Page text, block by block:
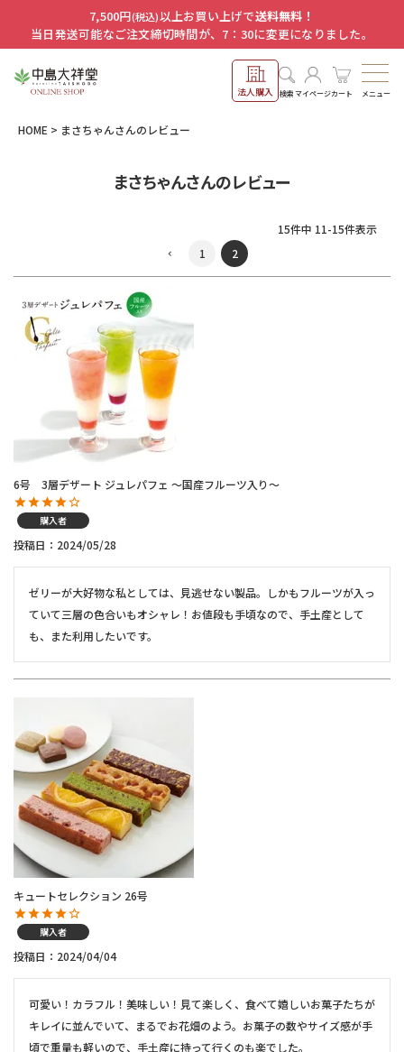
7,500円(税込)以上お買い上げで送料無料！
当日発送可能なご注文締切時間が、7：30に変更になりました。
法人購入 検索マイページカート メニュー
HOME まさちゃんさんのレビュー
まさちゃんさんのレビュー
15件中 11-15件表示
1
2
6号 3層デザート ジュレパフェ ～国産フルーツ入り～
購入者
投稿日 2024/05/28
ゼリーが大好物な私としては、見逃せない製品。しかもフルーツが入っ
ていて三層の色合いもオシャレ！お値段も手頃なので、手土産として
も、また利用したいです。
キュートセレクション 26号
購入者
投稿日 2024/04/04
可愛い！カラフル！美味しい！見て楽しく、食べて嬉しいお菓子たちが
キレイに並んでいて、まるでお花畑のよう。お菓子の数やサイズ感が手
頃で重量も軽いので、手土産に持って行くのも楽でした。